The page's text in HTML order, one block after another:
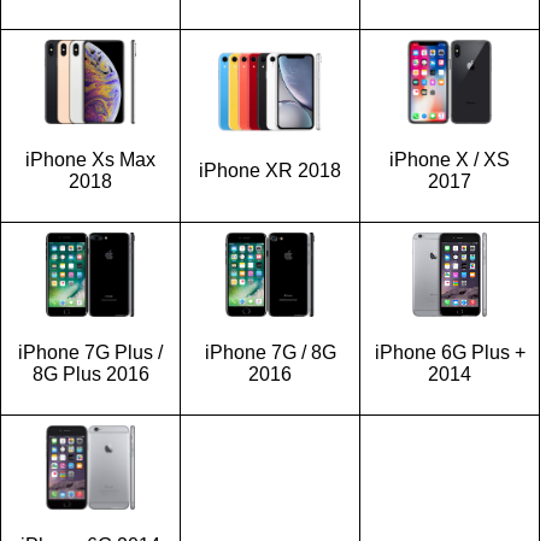
iPhone Xs Max
2018
iPhone XR 2018
iPhone X / XS
2017
iPhone 7G Plus /
8G Plus 2016
iPhone 7G / 8G
2016
iPhone 6G Plus +
2014